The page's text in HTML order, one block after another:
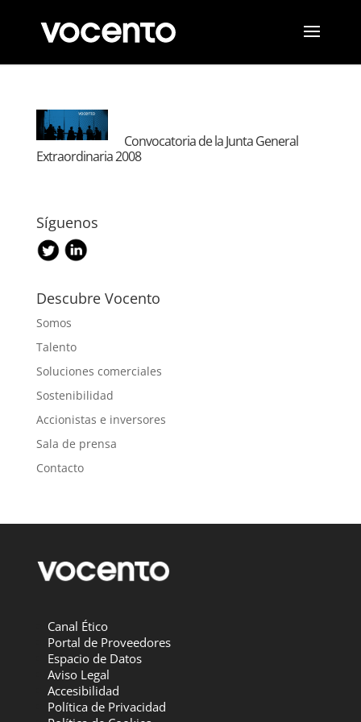
Convocatoria de la Junta General
Extraordinaria 2008
Síguenos
Descubre Vocento
Somos
Talento
Soluciones comerciales
Sostenibilidad
Accionistas e inversores
Sala de prensa
Contacto
Canal Ético
Portal de Proveedores
Espacio de Datos
Aviso Legal
Accesibilidad
Política de Privacidad